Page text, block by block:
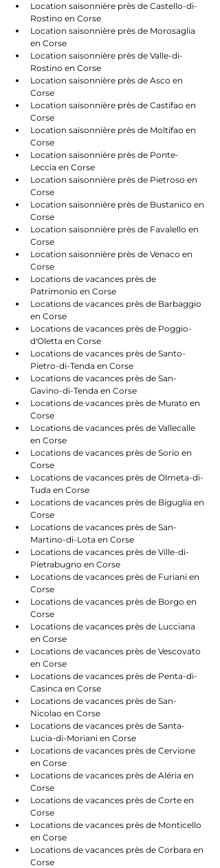
Location saisonnière près de Castello-di-
Rostino en Corse
Location saisonnière près de Morosaglia
en Corse
Location saisonnière près de Valle-di-
Rostino en Corse
Location saisonnière près de Asco en
Corse
Location saisonnière près de Castifao en
Corse
Location saisonnière près de Moltifao en
Corse
Location saisonnière près de Ponte-
Leccia en Corse
Location saisonnière près de Pietroso en
Corse
Location saisonnière près de Bustanico en
Corse
Location saisonnière près de Favalello en
Corse
Location saisonnière près de Venaco en
Corse
Locations de vacances près de
Patrimonio en Corse
Locations de vacances près de Barbaggio
en Corse
Locations de vacances près de Poggio-
d'Oletta en Corse
Locations de vacances près de Santo-
Pietro-di-Tenda en Corse
Locations de vacances près de San-
Gavino-di-Tenda en Corse
Locations de vacances près de Murato en
Corse
Locations de vacances près de Vallecalle
en Corse
Locations de vacances près de Sorio en
Corse
Locations de vacances près de Olmeta-di-
Tuda en Corse
Locations de vacances près de Biguglia en
Corse
Locations de vacances près de San-
Martino-di-Lota en Corse
Locations de vacances près de Ville-di-
Pietrabugno en Corse
Locations de vacances près de Furiani en
Corse
Locations de vacances près de Borgo en
Corse
Locations de vacances près de Lucciana
en Corse
Locations de vacances près de Vescovato
en Corse
Locations de vacances près de Penta-di-
Casinca en Corse
Locations de vacances près de San-
Nicolao en Corse
Locations de vacances près de Santa-
Lucia-di-Moriani en Corse
Locations de vacances près de Cervione
en Corse
Locations de vacances près de Aléria en
Corse
Locations de vacances près de Corte en
Corse
Locations de vacances près de Monticello
en Corse
Locations de vacances près de Corbara en
Corse